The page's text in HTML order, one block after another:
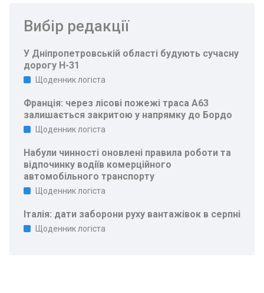
Вибір редакції
У Дніпропетровській області будують сучасну
дорогу Н-31
Щоденник логіста
Франція: через лісові пожежі траса A63
залишається закритою у напрямку до Бордо
Щоденник логіста
Набули чинності оновлені правила роботи та
відпочинку водіїв комерційного
автомобільного транспорту
Щоденник логіста
Італія: дати заборони руху вантажівок в серпні
Щоденник логіста